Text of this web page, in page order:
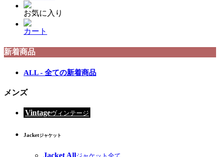
お気に入り
カート
新着商品
ALL - 全ての新着商品
メンズ
Vintageヴィンテージ
Jacketジャケット
Jacket All